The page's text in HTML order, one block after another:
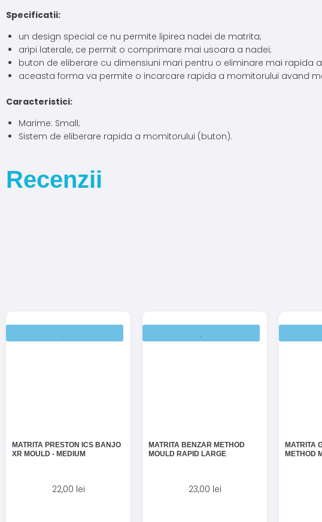
Specificatii:
un design special ce nu permite lipirea nadei de matrita;
aripi laterale, ce permit o comprimare mai usoara a nadei;
buton de eliberare cu dimensiuni mari pentru o eliminare mai rapida
aceasta forma va permite o incarcare rapida a momitorului avand
Caracteristici:
Marime: Small;
Sistem de eliberare rapida a momitorului (buton).
Recenzii
MATRITA PRESTON ICS BANJO
XR MOULD - MEDIUM
22,00 lei
MATRITA BENZAR METHOD
MOULD RAPID LARGE
23,00 lei
MATRITA
METHOD